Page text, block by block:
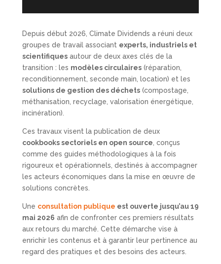
Depuis début 2026, Climate Dividends a réuni deux
groupes de travail associant experts, industriels et
scientifiquesautour de deux axes clés de la
transition : les modèles circulaires(réparation,
reconditionnement, seconde main, location) et les
solutions de gestion des déchets(compostage,
méthanisation, recyclage, valorisation énergétique,
incinération).
Ces travaux visent la publication de deux
cookbooks sectoriels en open source , conçus
comme des guides méthodologiques à la fois
rigoureux et opérationnels, destinés à accompagner
les acteurs économiques dans la mise en œuvre de
solutions concrètes.
Une consultation publique est ouverte jusqu’au 19
mai 2026 afin de confronter ces premiers résultats
aux retours du marché. Cette démarche vise à
enrichir les contenus et à garantir leur pertinence au
regard des pratiques et des besoins des acteurs.